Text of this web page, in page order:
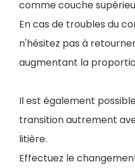
comme couche
En cas de troubles du
n'hésitez pas à
augmentant la
Il est également
transition autrement
litière.
Effectuez le